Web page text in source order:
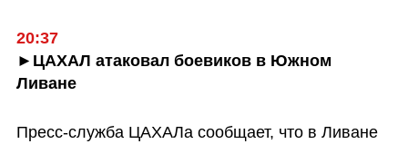
20:37
►ЦАХАЛ атаковал боевиков в Южном
Ливане
Пресс-служба ЦАХАЛа сообщает, что в Ливане